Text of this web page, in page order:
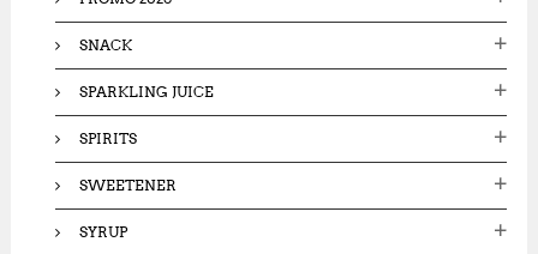
SNACK
SPARKLING JUICE
SPIRITS
SWEETENER
SYRUP